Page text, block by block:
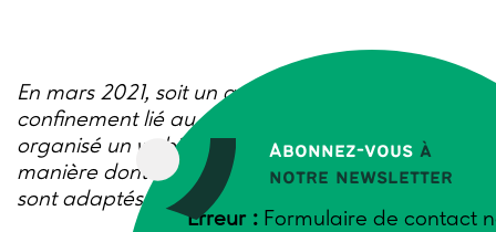
Abonnez-vous à
notre newsletter
Erreur : Formulaire de contact
En mars 2021, soit un an après le premier
confinement lié au coronavirus, Trame a
organisé un webinaire pour faire le point sur la
manière dont les magasins de producteurs se
sont adaptés au contexte de la crise sanitaire.